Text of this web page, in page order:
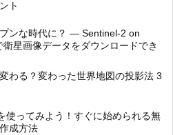
ト
ンな時代に？ ― Sentinel-2 on
衛星画像データをダウンロードでき
わる？変わった世界地図の投影法 3
使ってみよう！すぐに始められる無
成方法